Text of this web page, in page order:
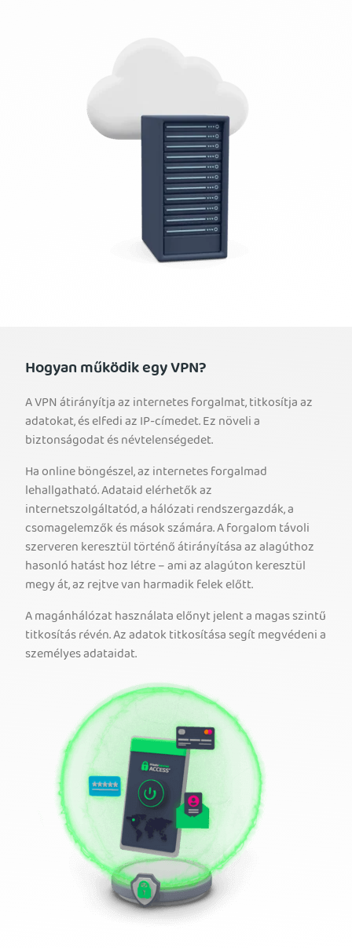
Hogyan működik egy VPN?
A VPN átirányítja az internetes forgalmat, titkosítja az
adatokat, és elfedi az IP-címedet. Ez növeli a
biztonságodat és névtelenségedet.
Ha online böngészel, az internetes forgalmad
lehallgatható. Adataid elérhetők az
internetszolgáltatód, a hálózati rendszergazdák, a
csomagelemzők és mások számára. A forgalom távoli
szerveren keresztül történő átirányítása az alagúthoz
hasonló hatást hoz létre – ami az alagúton keresztül
megy át, az rejtve van harmadik felek előtt.
A magánhálózat használata előnyt jelent a magas szintű
titkosítás révén. Az adatok titkosítása segít megvédeni a
személyes adataidat.